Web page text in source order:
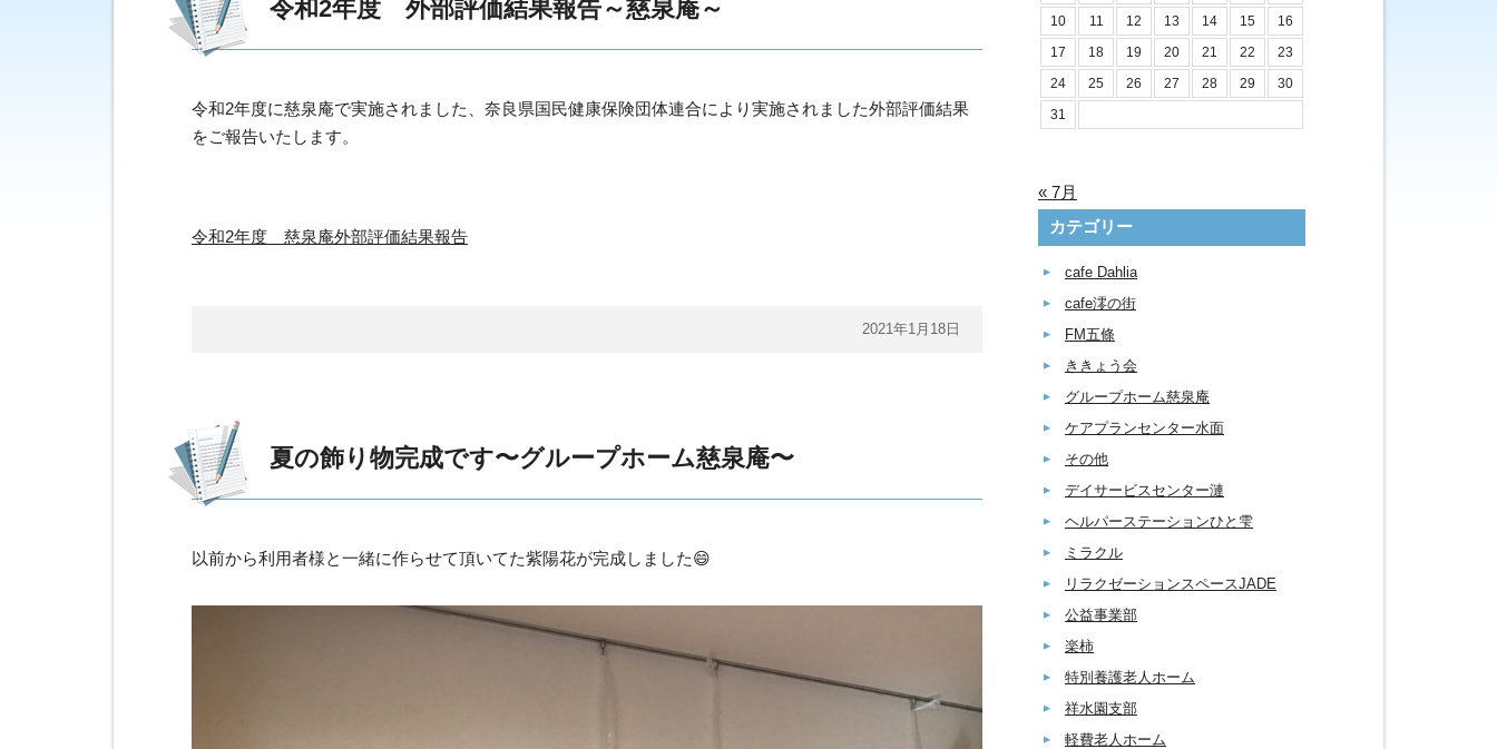
令和2年度 外部評価結果報告～慈泉庵～
令和2年度に慈泉庵で実施されました、奈良県国民健康保険団体連合により実施されました外部評価結果
をご報告いたします。
令和2年度 慈泉庵外部評価結果報告
2021年1月18日
夏の飾り物完成です〜グループホーム慈泉庵〜
以前から利用者様と一緒に作らせて頂いてた紫陽花が完成しました😄
10 11 12 13 14 15
16
17
18 19 20 21 22
23
24
25 26 27 28 29
30
31
« 7月
カテゴリー
cafe Dahlia
cafe澪の街
FM五條
ききょう会
グループホーム慈泉庵
ケアプランセンター水面
その他
デイサービスセンター漣
ヘルパーステーションひと雫
ミラクル
リラクゼーションスペースJADE
公益事業部
楽柿
特別養護老人ホーム
祥水園支部
軽費老人ホーム